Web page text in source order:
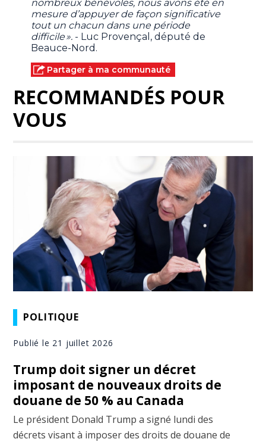
nombreux bénévoles, nous avons été en
mesure d’appuyer de façon significative
tout un chacun dans une période
difficile ». - Luc Provençal, député de
Beauce-Nord.
Partager à ma communauté
RECOMMANDÉS POUR
VOUS
POLITIQUE
Publié le 21 juillet 2026
Trump doit signer un décret
imposant de nouveaux droits de
douane de 50 % au Canada
Le président Donald Trump a signé lundi des
décrets visant à imposer des droits de douane de